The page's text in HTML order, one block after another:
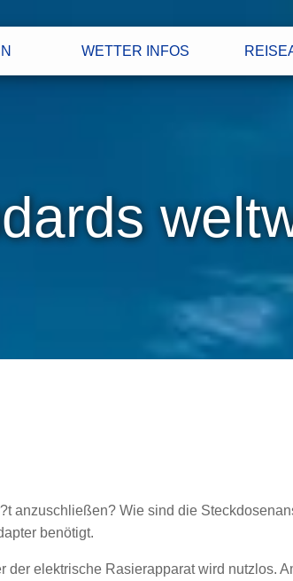
WETTER INFOS
anzuschließen? Wie sind die
benötigt.
elektrische Rasierapparat wird nutzlos.